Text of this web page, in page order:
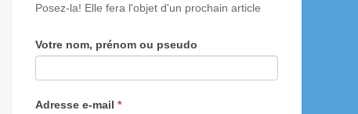
Posez-la! Elle fera l'objet d'un prochain article
Votre nom, prénom ou pseudo
Adresse e-mail *